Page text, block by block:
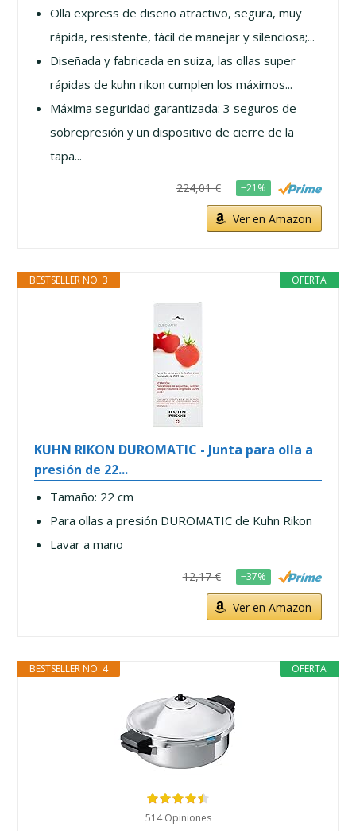
Olla express de diseño atractivo, segura, muy
rápida, resistente, fácil de manejar y silenciosa;...
Diseñada y fabricada en suiza, las ollas super
rápidas de kuhn rikon cumplen los máximos...
Máxima seguridad garantizada: 3 seguros de
sobrepresión y un dispositivo de cierre de la
tapa...
224,01 € −21%
Ver en Amazon
OFERTA
BESTSELLER NO. 3
KUHN RIKON DUROMATIC - Junta para olla a
presión de 22...
Tamaño: 22 cm
Para ollas a presión DUROMATIC de Kuhn Rikon
Lavar a mano
12,17 € −37%
Ver en Amazon
OFERTA
BESTSELLER NO. 4
514 Opiniones